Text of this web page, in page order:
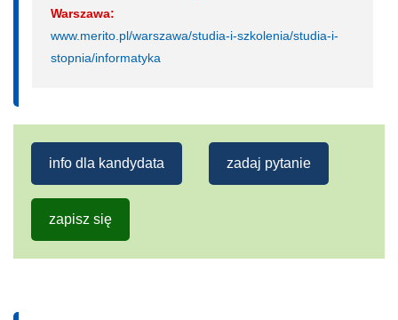
Warszawa:
www.merito.pl/warszawa/studia-i-szkolenia/studia-i-
stopnia/informatyka
info dla kandydata zadaj pytanie
zapisz się